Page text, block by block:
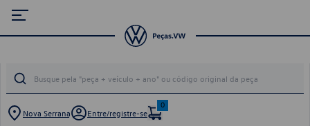
Nova Serrana Entre/registre-se
0